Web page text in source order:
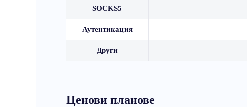
SOCKS5
Аутентикация
Други
Ценови планове